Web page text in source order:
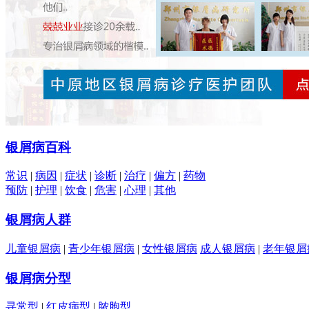
银屑病百科
常识 | 病因 | 症状 | 诊断 | 治疗 | 偏方 | 药物
预防 | 护理 | 饮食 | 危害 | 心理 | 其他
银屑病人群
儿童银屑病 | 青少年银屑病 | 女性银屑病 成人银屑病 | 老年银屑
银屑病分型